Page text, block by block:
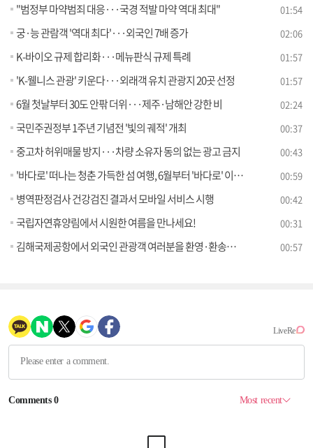
"범정부 마약범죄 대응···국경 적발 마약 역대 최대" 01:54
궁·능 관람객 '역대 최다'···외국인 7배 증가 02:06
K-바이오 규제 합리화···메뉴판식 규제 특례 01:57
'K-웰니스 관광' 키운다···외래객 유치 관광지 20곳 선정 01:57
6월 첫날부터 30도 안팎 더위···제주·남해안 강한 비 02:24
국민주권정부 1주년 기념전 '빛의 궤적' 개최 00:37
중고차 허위매물 방지···차량 소유자 동의 없는 광고 금지 00:43
'바다로' 떠나는 청춘 가득한 섬 여행, 6월부터 '바다로' 이용권 판매 시작 00:59
병역판정검사 건강검진 결과서 모바일 서비스 시행 00:42
국립자연휴양림에서 시원한 여름을 만나세요! 00:31
김해국제공항에서 외국인 관광객 여러분을 환영·환송합니다 00:57